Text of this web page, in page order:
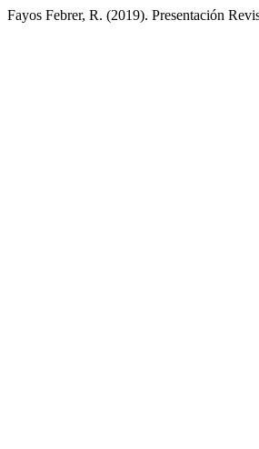
Fayos Febrer, R. (2019). Presentación